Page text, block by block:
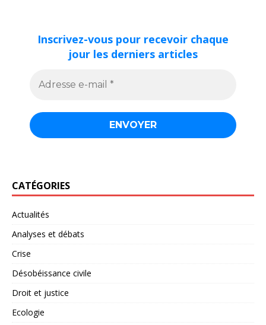
Inscrivez-vous pour recevoir chaque
jour les derniers articles
CATÉGORIES
Actualités
Analyses et débats
Crise
Désobéissance civile
Droit et justice
Ecologie